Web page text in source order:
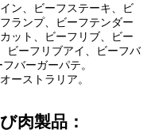
ン、ビーフステーキ、ビ
ランプ、ビーフテンダー
ット、ビーフリブ、ビー
ビーフリブアイ、ビーフバ
バーガーパテ。
ーストラリア。
肉製品：